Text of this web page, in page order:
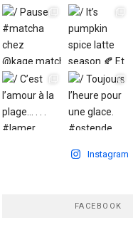
Instagram
FACEBOOK